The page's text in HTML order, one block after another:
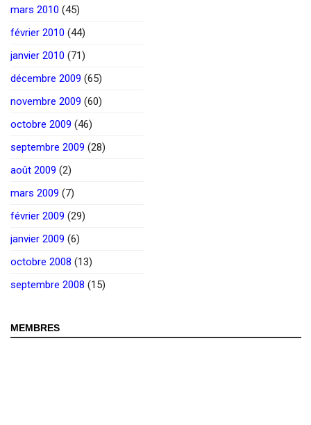
mars 2010 (45)
février 2010 (44)
janvier 2010 (71)
décembre 2009 (65)
novembre 2009 (60)
octobre 2009 (46)
septembre 2009 (28)
août 2009 (2)
mars 2009 (7)
février 2009 (29)
janvier 2009 (6)
octobre 2008 (13)
septembre 2008 (15)
MEMBRES